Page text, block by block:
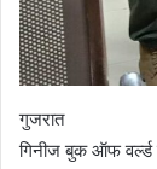
गुजरात
गिनीज बुक ऑफ वर्ल्ड